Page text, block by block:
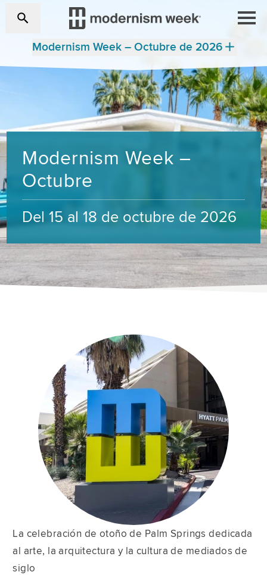
Modernism Week – Octubre de 2026
Modernism Week –
Octubre
Del 15 al 18 de octubre de 2026
La celebración de otoño de Palm Springs dedicada
al arte, la arquitectura y la cultura de mediados de
siglo